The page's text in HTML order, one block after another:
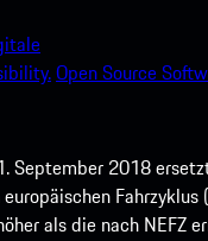
Open Source
September 2018
als die nach NEFZ